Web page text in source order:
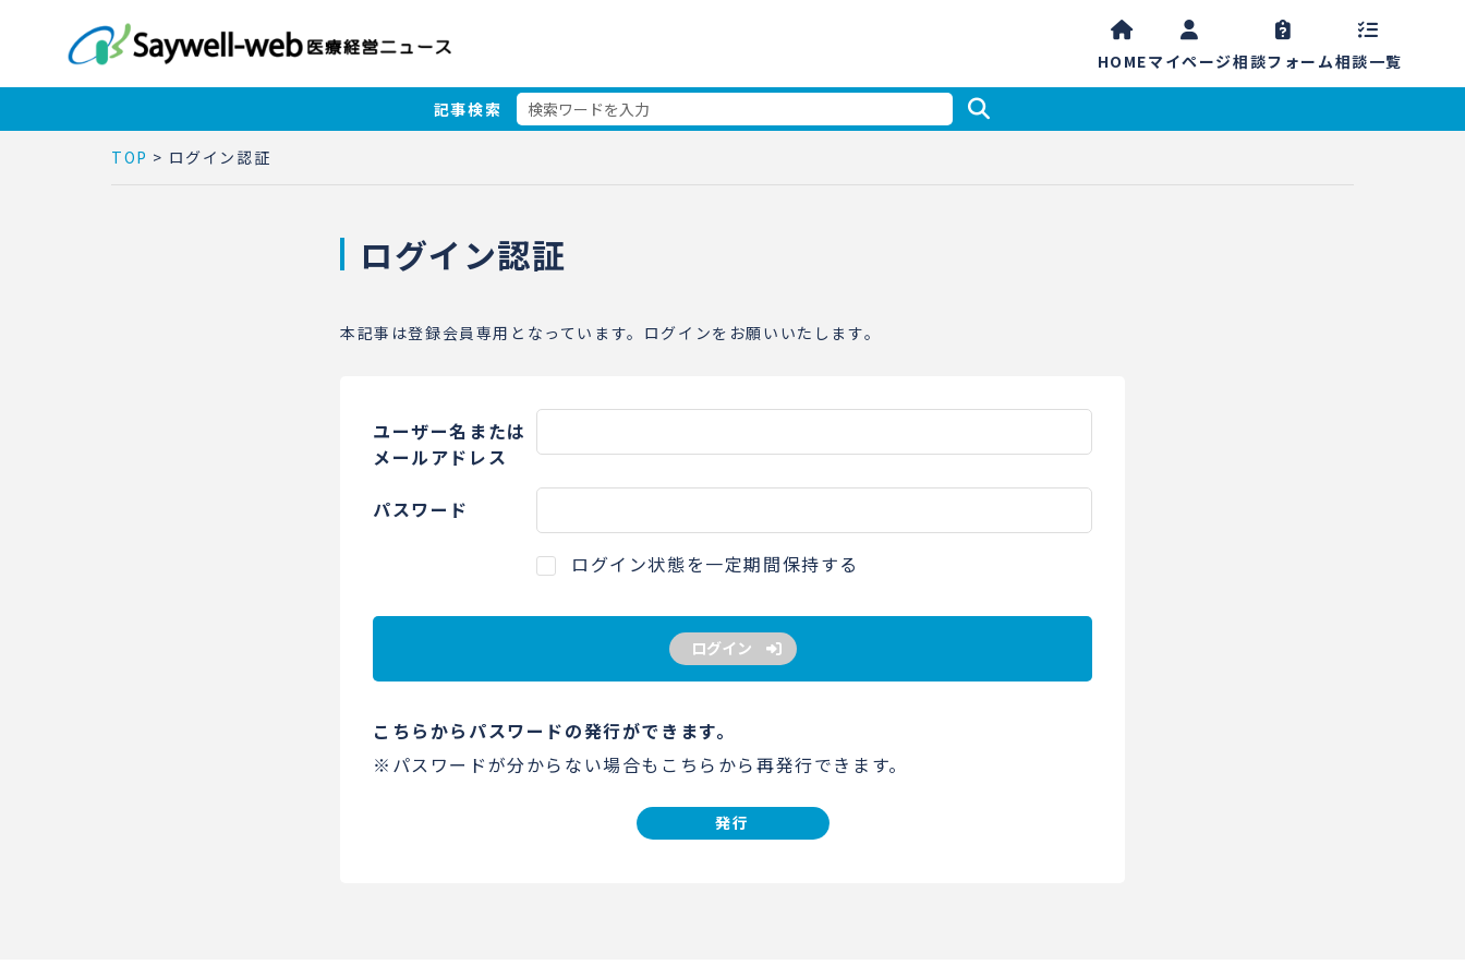
HOMEマイページ相談フォーム相談一覧
記事検索
TOP > ログイン認証
ログイン認証
本記事は登録会員専用となっています。ログインをお願いいたします。
ユーザー名または
メールアドレス
パスワード
ログイン状態を一定期間保持する
ログイン
こちらからパスワードの発行ができます。
※パスワードが分からない場合もこちらから再発行できます。
発行